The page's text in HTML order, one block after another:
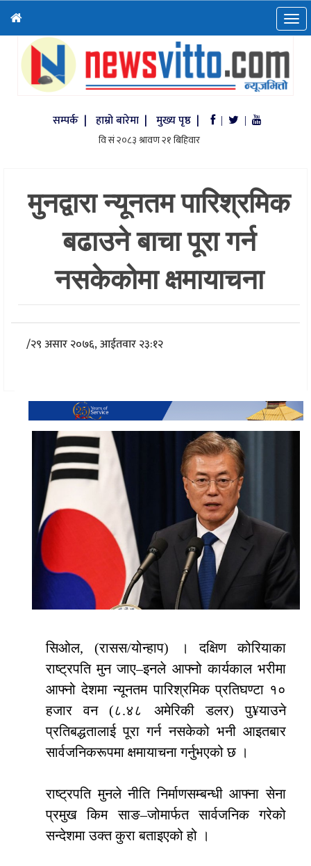
सम्पर्क | हाम्रो बारेमा | मुख्य पृष्ठ | | |
मुनद्वारा न्यूनतम पारिश्रमिक
बढाउने बाचा पूरा गर्न
नसकेकोमा क्षमायाचना
/२९ असार २०७६, आईतवार २३:१२
सिओल, (रासस/योन्हाप) । दक्षिण कोरियाका
राष्ट्रपति मुन जाए–इनले आफ्नो कार्यकाल भरीमा
आफ्नो देशमा न्यूनतम पारिश्रमिक प्रतिघण्टा १०
हजार वन (८.४८ अमेरिकी डलर) पु¥याउने
प्रतिबद्धतालाई पूरा गर्न नसकेको भनी आइतबार
सार्वजनिकरूपमा क्षमायाचना गर्नुभएको छ ।
राष्ट्रपति मुनले नीति निर्माणसम्बन्धी आफ्ना सेना
प्रमुख किम साङ–जोमार्फत सार्वजनिक गरेको
सन्देशमा उक्त कुरा बताइएको हो ।